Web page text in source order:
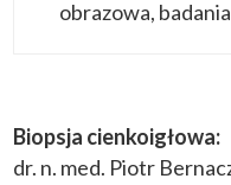
obrazowa,
Biopsja cienkoigłowa:
dr. n. med. Piotr